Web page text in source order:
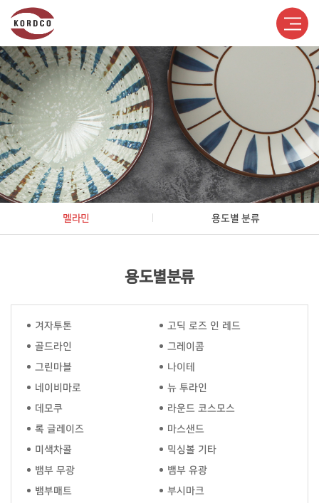
멜라민 용도별 분류
용도별분류
겨자투톤
고딕 로즈 인 레드
골드라인
그레이콤
그린마블
나이테
네이비마로
뉴 투라인
데모쿠
라운드 코스모스
록 글레이즈
마스샌드
미색차콜
믹싱볼 기타
뱀부 무광
뱀부 유광
뱀부매트
부시마크